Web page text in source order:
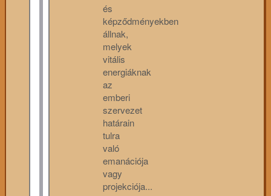
és
képződményekben
állnak,
melyek
vitális
energiáknak
az
emberi
szervezet
határain
tulra
való
emanációja
vagy
projekciója...